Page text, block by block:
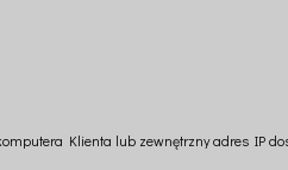
Klienta lub zewnętrzny adres IP